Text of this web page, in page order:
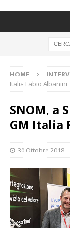
HOME
Italia Fabio Albanini
SNOM, a
GM Italia
30 Ottobre 2018